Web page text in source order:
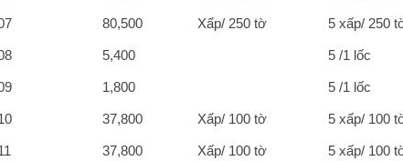
80,500 Xấp/ 250 tờ 5 xấp/ 250
5,400 5 /1 lốc
1,800 5 /1 lốc
37,800 Xấp/ 100 tờ 5 xấp/ 100
37,800 Xấp/ 100 tờ 5 xấp/ 100